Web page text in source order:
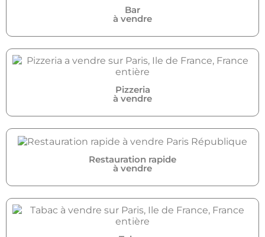
Bar
à vendre
Pizzeria
à vendre
Restauration rapide
à vendre